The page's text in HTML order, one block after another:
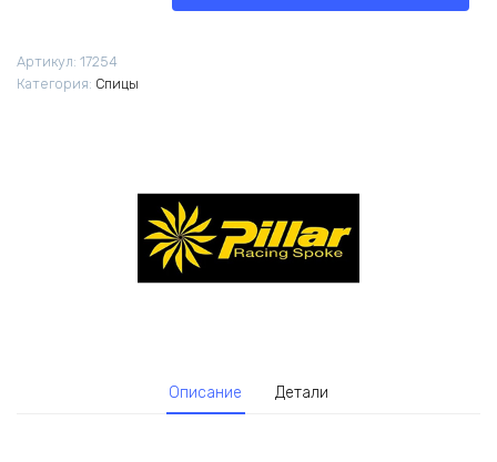
Артикул: 17254
Категория: Спицы
Описание Детали